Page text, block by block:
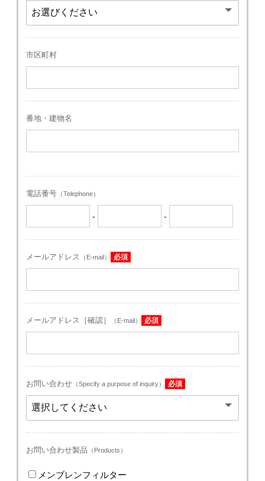
市区町村
番地・建物名
電話番号（Telephone）
- -
メールアドレス （E-mail） 必須
メールアドレス［確認］ （E-mail） 必須
お問い合わせ（Specify a purpose of inquiry） 必須
お問い合わせ製品 （Products）
メンブレンフィルター